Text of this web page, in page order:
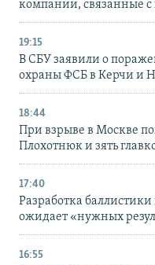
компании, связанные
19:15
В СБУ заявили о
охраны ФСБ в Керчи и
18:44
При взрыве в Москве
Плохотнюк и зять
17:40
Разработка
ожидает «нужных
16:55